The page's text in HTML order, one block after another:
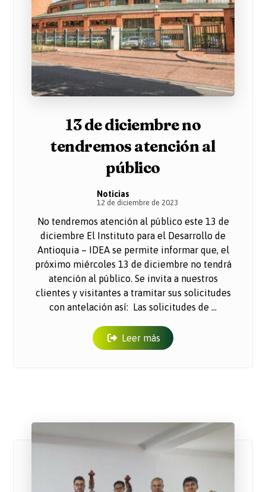
13 de diciembre no
tendremos atención al
público
Noticias
12 de diciembre de 2023
No tendremos atención al público este 13 de
diciembre El Instituto para el Desarrollo de
Antioquia – IDEA se permite informar que, el
próximo miércoles 13 de diciembre no tendrá
atención al público. Se invita a nuestros
clientes y visitantes a tramitar sus solicitudes
con antelación así: Las solicitudes de ...
Leer más